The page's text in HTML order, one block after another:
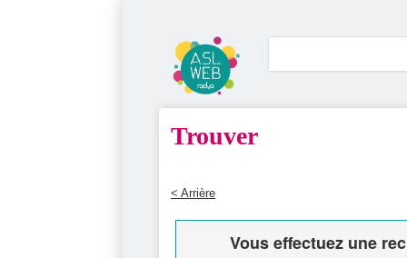
Trouver
< Arrière
Vous effectuez une